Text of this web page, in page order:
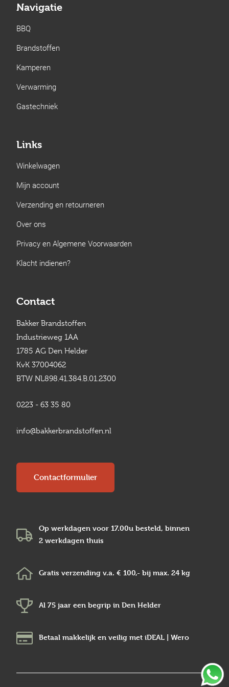
Navigatie
BBQ
Brandstoffen
Kamperen
Verwarming
Gastechniek
Links
Winkelwagen
Mijn account
Verzending en retourneren
Over ons
Privacy en Algemene Voorwaarden
Klacht indienen?
Contact
Bakker Brandstoffen
Industrieweg 1AA
1785 AG Den Helder
KvK 37004062
BTW NL898.41.384.B.01.2300
0223 - 63 35 80
info@bakkerbrandstoffen.nl
Contactformulier
Op werkdagen voor 17.00u besteld, binnen
2 werkdagen thuis
Gratis verzending v.a. € 100,- bij max. 24 kg
Al 75 jaar een begrip in Den Helder
Betaal makkelijk en veilig met iDEAL | Wero